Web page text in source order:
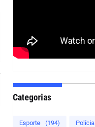
Categorias
Esporte (194) Polícia